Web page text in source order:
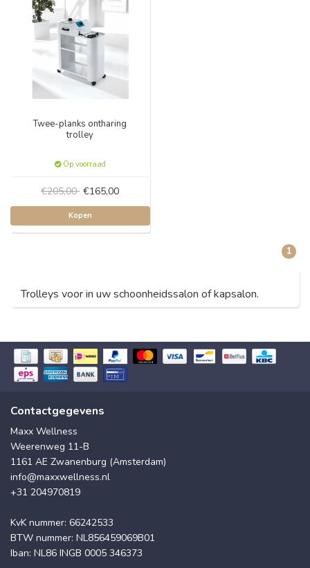
Twee-planks ontharing
trolley
Op voorraad
€205,00 €165,00
Kopen
1
Trolleys voor in uw schoonheidssalon of kapsalon.
Contactgegevens
Maxx Wellness
Weerenweg 11-B
1161 AE Zwanenburg (Amsterdam)
info@maxxwellness.nl
+31 204970819
KvK nummer: 66242533
BTW nummer: NL856459069B01
Iban: NL86 INGB 0005 346373